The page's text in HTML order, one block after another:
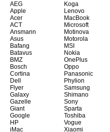
AEG
Apple
Acer
ACT
Ansmann
Asus
Bafang
Batavus
BMZ
Bosch
Cortina
Dell
Flyer
Galaxy
Gazelle
Giant
Google
HP
iMac
Koga
Lenovo
MacBook
Microsoft
Motinova
Motorola
MSI
Nokia
OnePlus
Oppo
Panasonic
Phylion
Samsung
Shimano
Sony
Sparta
Toshiba
Vogue
Xiaomi